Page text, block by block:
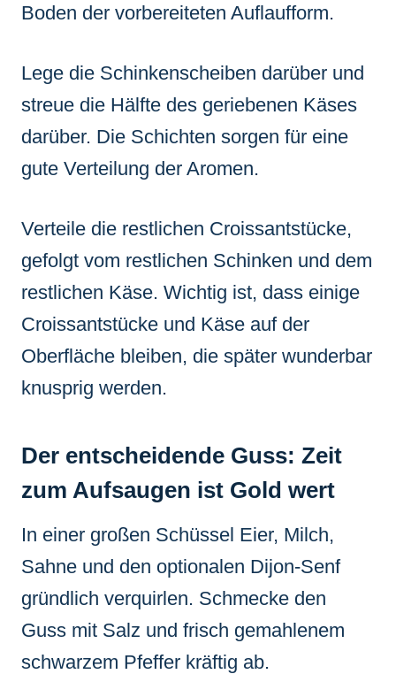
Boden der vorbereiteten Auflaufform.
Lege die Schinkenscheiben darüber und
streue die Hälfte des geriebenen Käses
darüber. Die Schichten sorgen für eine
gute Verteilung der Aromen.
Verteile die restlichen Croissantstücke,
gefolgt vom restlichen Schinken und dem
restlichen Käse. Wichtig ist, dass einige
Croissantstücke und Käse auf der
Oberfläche bleiben, die später wunderbar
knusprig werden.
Der entscheidende Guss: Zeit
zum Aufsaugen ist Gold wert
In einer großen Schüssel Eier, Milch,
Sahne und den optionalen Dijon-Senf
gründlich verquirlen. Schmecke den
Guss mit Salz und frisch gemahlenem
schwarzem Pfeffer kräftig ab.